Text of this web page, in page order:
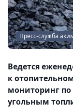
Пресс-служба
Ведется
к
мониторинг по
угольным